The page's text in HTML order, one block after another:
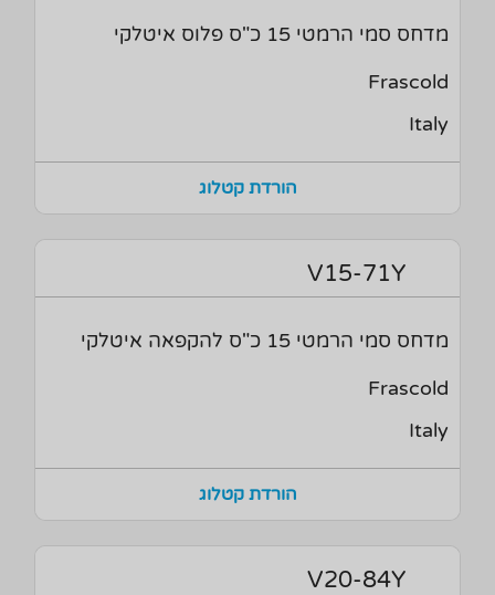
מדחס סמי הרמטי 15 כ"ס פלוס איטלקי
Frascold
Italy
הורדת קטלוג
V15-71Y
מדחס סמי הרמטי 15 כ"ס להקפאה איטלקי
Frascold
Italy
הורדת קטלוג
V20-84Y